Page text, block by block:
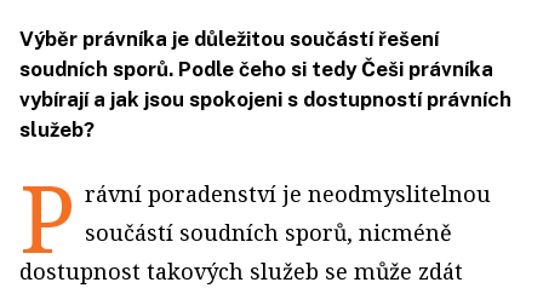
Výběr právníka je důležitou součástí řešení
soudních sporů. Podle čeho si tedy Češi právníka
vybírají a jak jsou spokojeni s dostupností právních
služeb?
P rávní poradenství je neodmyslitelnou
součástí soudních sporů, nicméně
dostupnost takových služeb se může zdát